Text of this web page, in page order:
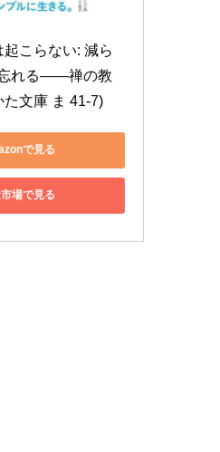
こらない: 減ら
れる――禅の教
た文庫 ま 41-7)
で見る
場で見る